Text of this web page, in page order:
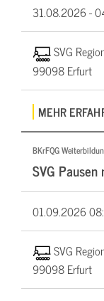
31.08.2026 -
SVG
99098 Erfurt
MEHR
BKrFQG
SVG
01.09.2026
SVG
99098 Erfurt